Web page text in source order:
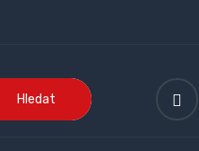
Hledat